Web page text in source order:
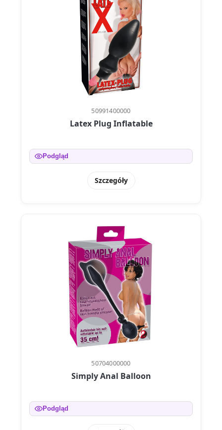
50991400000
Latex Plug Inflatable
Podgląd
Szczegóły
50704000000
Simply Anal Balloon
Podgląd